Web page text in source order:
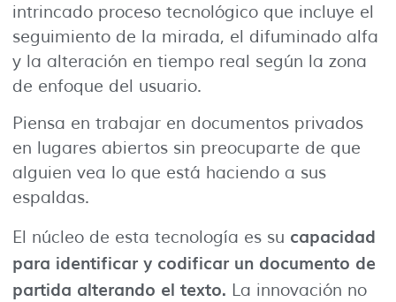
intrincado proceso tecnológico que incluye el
seguimiento de la mirada, el difuminado alfa
y la alteración en tiempo real según la zona
de enfoque del usuario.
Piensa en trabajar en documentos privados
en lugares abiertos sin preocuparte de que
alguien vea lo que está haciendo a sus
espaldas.
El núcleo de esta tecnología es su capacidad
para identificar y codificar un documento de
partida alterando el texto. La innovación no